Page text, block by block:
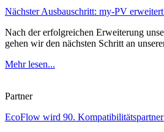
Nächster Ausbauschritt: my-PV
Nach der erfolgreichen Erweiterung
gehen wir den nächsten Schritt an
Mehr lesen...
Partner
EcoFlow wird 90.